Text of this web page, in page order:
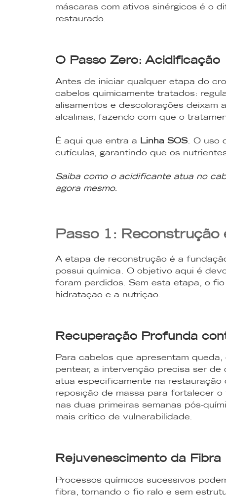
máscaras com ativos sinérgicos é o
restaurado.
O Passo Zero: Acidificação
Antes de iniciar qualquer etapa do
cabelos quimicamente tratados:
alisamentos e descolorações deixam
alcalinas, fazendo com que o
É aqui que entra a Linha SOS. O uso
cutículas, garantindo que os
Saiba como o acidificante atua no
agora mesmo.
Passo 1:
A etapa de reconstrução é a
possui química. O objetivo aqui é
foram perdidos. Sem esta etapa, o
hidratação e a nutrição.
Recuperação Profunda
Para cabelos que apresentam
pentear, a intervenção precisa ser
atua especificamente na restauração
reposição de massa para fortalecer
nas duas primeiras semanas pós-
mais crítico de vulnerabilidade.
Rejuvenescimento da Fibra
Processos químicos sucessivos
fibra, tornando o fio ralo e sem